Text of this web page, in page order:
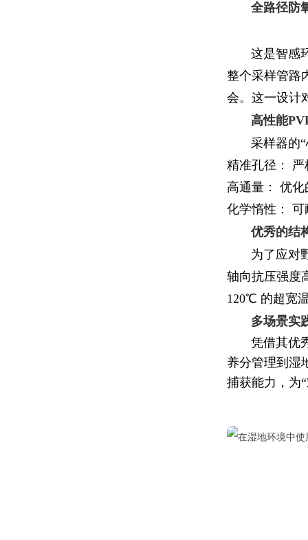
全路径防氧
这是智感环
整个采样管路
会。这一设计
高性能
采样器的“
精准孔径： 严
高通量： 优化
化学惰性：
优秀的结
为了应对野
轴向抗压强度
120℃ 的超宽
多场景实
凭借其优秀
养分管理到湿
捕获能力，为